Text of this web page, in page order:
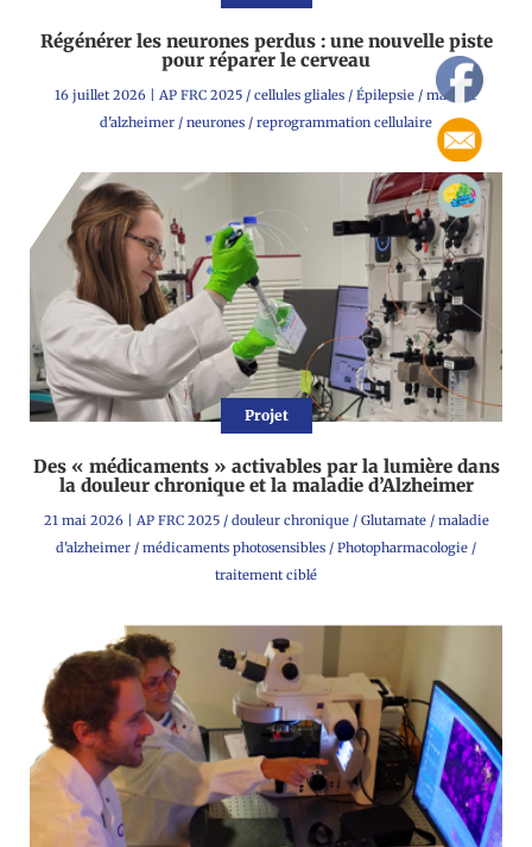
Régénérer les neurones perdus : une nouvelle piste
pour réparer le cerveau
16 juillet 2026 | AP FRC 2025 / cellules gliales / Épilepsie / maladie
d'alzheimer / neurones / reprogrammation cellulaire
Projet
Des « médicaments » activables par la lumière dans
la douleur chronique et la maladie d’Alzheimer
21 mai 2026| AP FRC 2025/ douleur chronique/ Glutamate/ maladie
d'alzheimer / médicaments photosensibles / Photopharmacologie /
traitement ciblé